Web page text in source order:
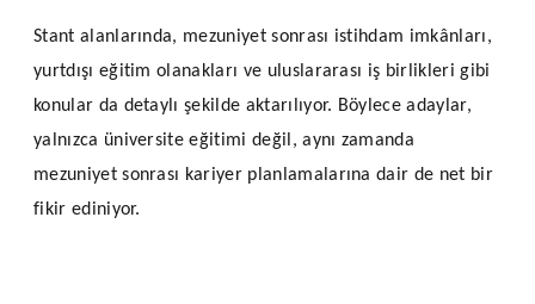
Stant alanlarında, mezuniyet sonrası istihdam imkânları,
yurtdışı eğitim olanakları ve uluslararası iş birlikleri gibi
konular da detaylı şekilde aktarılıyor. Böylece adaylar,
yalnızca üniversite eğitimi değil, aynı zamanda
mezuniyet sonrası kariyer planlamalarına dair de net bir
fikir ediniyor.